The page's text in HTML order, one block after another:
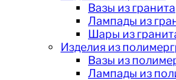
Вазы из гранита
Лампады из
Шары из
Изделия из
Вазы из
Лампады из